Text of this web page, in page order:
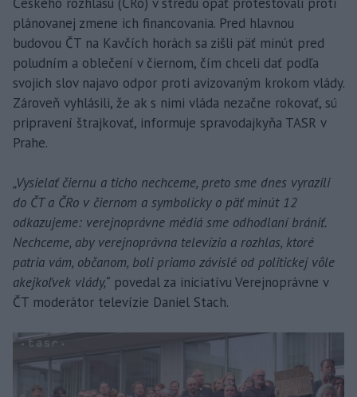
plánovanej zmene ich financovania. Pred hlavnou
budovou ČT na Kavčích horách sa zišli päť minút pred
poludním a oblečení v čiernom, čím chceli dať podľa
svojich slov najavo odpor proti avizovaným krokom vlády.
Zároveň vyhlásili, že ak s nimi vláda nezačne rokovať, sú
pripravení štrajkovať, informuje spravodajkyňa TASR v
Prahe.
„Vysielať čiernu a ticho nechceme, preto sme dnes vyrazili
do ČT a ČRo v čiernom a symbolicky o päť minút 12
odkazujeme: verejnoprávne médiá sme odhodlaní brániť.
Nechceme, aby verejnoprávna televízia a rozhlas, ktoré
patria vám, občanom, boli priamo závislé od politickej vôle
akejkoľvek vlády,“ povedal za iniciatívu Verejnoprávne v
ČT moderátor televízie Daniel Stach.